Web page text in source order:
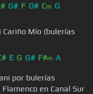
G# F D# Cm G
Cariño Mío (bulerías
E G G# F#m A
por bulerías
en Canal Sur